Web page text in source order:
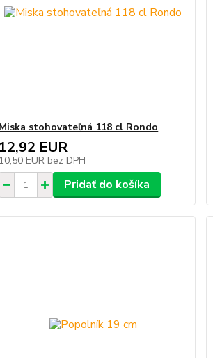
Miska stohovateľná 118 cl Rondo
12,92 EUR
10,50 EUR bez DPH
Pridať do košíka